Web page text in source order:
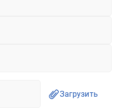
Загрузить